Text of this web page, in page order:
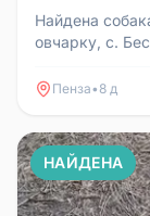
Найдена
овчарку, с.
Пенза• 8 д
НАЙДЕНА